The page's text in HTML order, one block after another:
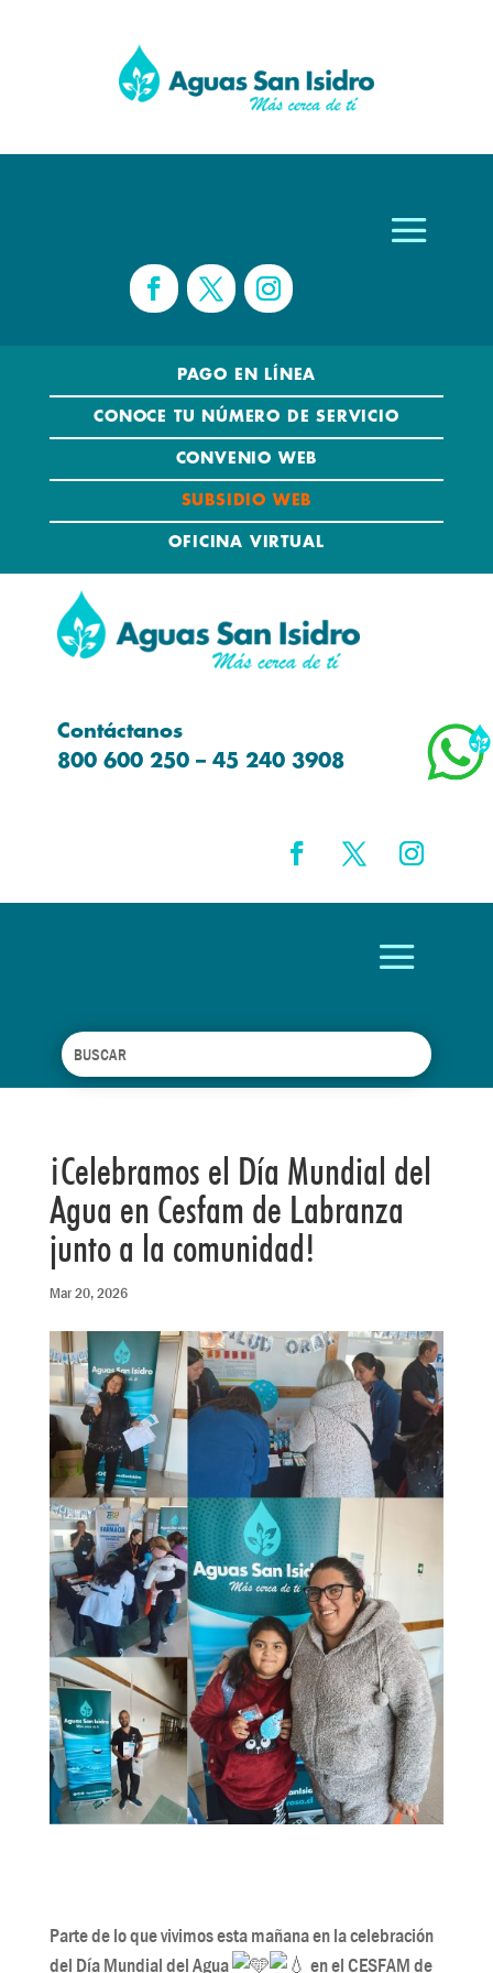
PAGO EN LÍNEA
CONOCE TU NÚMERO DE SERVICIO
CONVENIO WEB
SUBSIDIO WEB
OFICINA VIRTUAL
Contáctanos
800 600 250 – 45 240 3908
¡Celebramos el Día Mundial del
Agua en Cesfam de Labranza
junto a la comunidad!
Mar 20, 2026
Parte de lo que vivimos esta mañana en la celebración
del Día Mundial del Agua
en el CESFAM de